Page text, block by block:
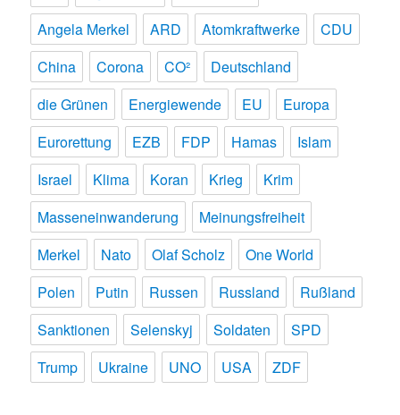
Angela Merkel
ARD Atomkraftwerke
CDU
China
Corona CO²
Deutschland
die Grünen
Energiewende EU
Europa
Eurorettung
EZB FDP Hamas
Islam
Israel
Klima Koran Krieg
Krim
Masseneinwanderung
Meinungsfreiheit
Merkel
Nato Olaf Scholz
One World
Polen
Putin Russen Russland
Rußland
Sanktionen
Selenskyj Soldaten
SPD
Trump
Ukraine UNO USA ZDF